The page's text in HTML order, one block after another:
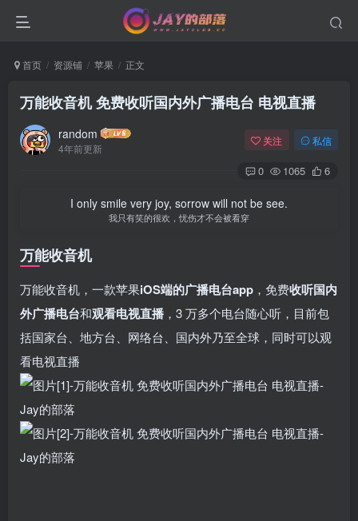
首页 资源铺 苹果 正文
万能收音机 免费收听国内外广播电台 电视直播
random
4年前更新
关注 私信
0 1065 6
I only smile very joy, sorrow will not be see.
我只有笑的很欢，忧伤才不会被看穿
万能收音机
万能收音机，一款苹果iOS端的广播电台app ，免费收听国内
外广播电台和观看电视直播 ，3 万多个电台随心听，目前包
括国家台、地方台、网络台、国内外乃至全球，同时可以观
看电视直播